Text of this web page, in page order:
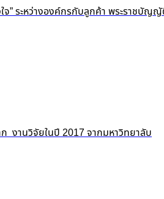
จ” ระหว่างองค์กรกับลูกค้า พระราช
งานวิจัยในปี 2017 จากมหาวิทยาลับ